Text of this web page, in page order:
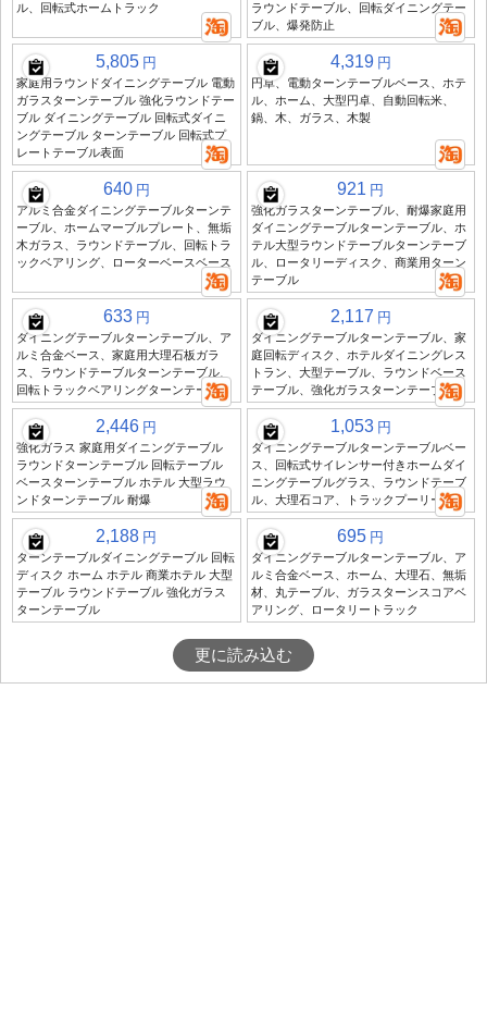
ル、回転式ホームトラック
ラウンドテーブル、回転ダイニングテー
ブル、爆発防止
5,805 円
家庭用ラウンドダイニングテーブル 電動
ガラスターンテーブル 強化ラウンドテー
ブル ダイニングテーブル 回転式ダイニ
ングテーブル ターンテーブル 回転式プ
レートテーブル表面
4,319 円
円卓、電動ターンテーブルベース、ホテ
ル、ホーム、大型円卓、自動回転米、
鍋、木、ガラス、木製
640 円
アルミ合金ダイニングテーブルターンテ
ーブル、ホームマーブルプレート、無垢
木ガラス、ラウンドテーブル、回転トラ
ックベアリング、ローターベースベース
921 円
強化ガラスターンテーブル、耐爆家庭用
ダイニングテーブルターンテーブル、ホ
テル大型ラウンドテーブルターンテーブ
ル、ロータリーディスク、商業用ターン
テーブル
633 円
ダイニングテーブルターンテーブル、ア
ルミ合金ベース、家庭用大理石板ガラ
ス、ラウンドテーブルターンテーブル、
回転トラックベアリングターンテーブル
2,117 円
ダイニングテーブルターンテーブル、家
庭回転ディスク、ホテルダイニングレス
トラン、大型テーブル、ラウンドベース
テーブル、強化ガラスターンテーブル
2,446 円
強化ガラス 家庭用ダイニングテーブル
ラウンドターンテーブル 回転テーブル
ベースターンテーブル ホテル 大型ラウ
ンドターンテーブル 耐爆
1,053 円
ダイニングテーブルターンテーブルベー
ス、回転式サイレンサー付きホームダイ
ニングテーブルグラス、ラウンドテーブ
ル、大理石コア、トラックプーリー
2,188 円
ターンテーブルダイニングテーブル 回転
ディスク ホーム ホテル 商業ホテル 大型
テーブル ラウンドテーブル 強化ガラス
ターンテーブル
695 円
ダイニングテーブルターンテーブル、ア
ルミ合金ベース、ホーム、大理石、無垢
材、丸テーブル、ガラスターンスコアベ
アリング、ロータリートラック
更に読み込む